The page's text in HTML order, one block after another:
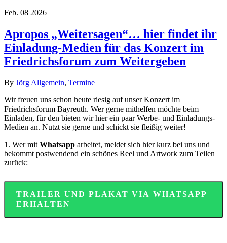
Feb. 08 2026
Apropos „Weitersagen“… hier findet ihr
Einladung-Medien für das Konzert im
Friedrichsforum zum Weitergeben
By JörgAllgemein, Termine
Wir freuen uns schon heute riesig auf unser Konzert im
Friedrichsforum Bayreuth. Wer gerne mithelfen möchte beim
Einladen, für den bieten wir hier ein paar Werbe- und Einladungs-
Medien an. Nutzt sie gerne und schickt sie fleißig weiter!
1. Wer mitWhatsapp arbeitet, meldet sich hier kurz bei uns und
bekommt postwendend ein schönes Reel und Artwork zum Teilen
zurück:
TRAILER UND PLAKAT VIA WHATSAPP
ERHALTEN